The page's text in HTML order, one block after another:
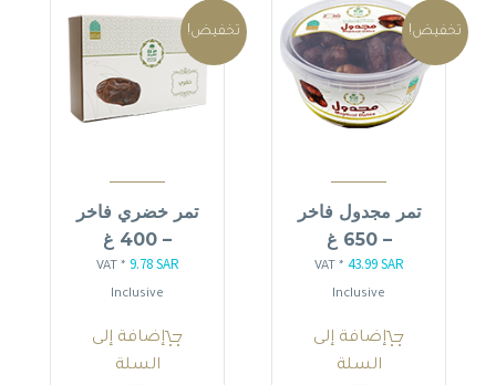
تخفيض!
تمر مجدول فاخر
– 650 غ
السعر
الأصلي
51.75 SAR.
43.99SAR
السعر
الحالي
43.99 SAR.
* VAT
Inclusive
إضافة إلى
السلة
تخفيض!
تمر خضري فاخر
– 400 غ
السعر
الأصلي
11.50 SAR.
9.78SAR
السعر
الحالي
9.78 SAR.
* VAT
Inclusive
إضافة إلى
السلة